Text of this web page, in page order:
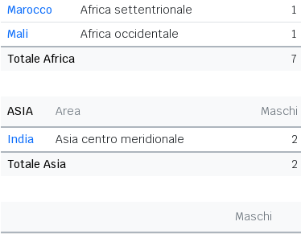
Marocco
Africa settentrionale 1
Mali
Africa occidentale 1
Totale Africa
7
ASIA Area Maschi
India
Asia centro meridionale 2
Totale Asia
2
Maschi